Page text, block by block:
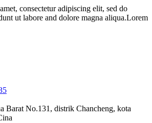
consectetur adipiscing elit, sed do
ut labore and dolore magna aliqua.Lorem
Barat No.131, distrik Chancheng, kota